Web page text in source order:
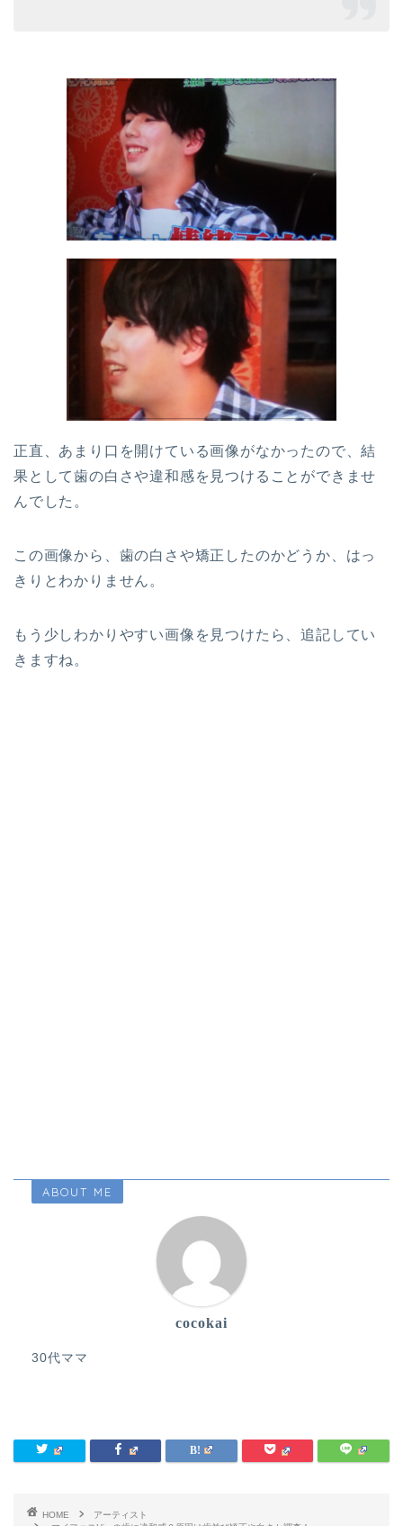
正直、あまり口を開けている画像がなかったので、結
果として歯の白さや違和感を見つけることができませ
んでした。
この画像から、歯の白さや矯正したのかどうか、はっ
きりとわかりません。
もう少しわかりやすい画像を見つけたら、追記してい
きますね。
ABOUT ME
cocokai
30代ママ
HOME
アーティスト